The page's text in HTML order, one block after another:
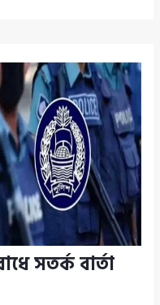
সতর্ক বার্তা